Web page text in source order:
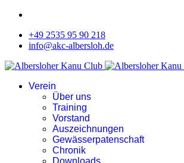
+49 2535 95 90 218
info@akc-albersloh.de
Verein
Über uns
Training
Vorstand
Auszeichnungen
Gewässerpatenschaft
Chronik
Downloads